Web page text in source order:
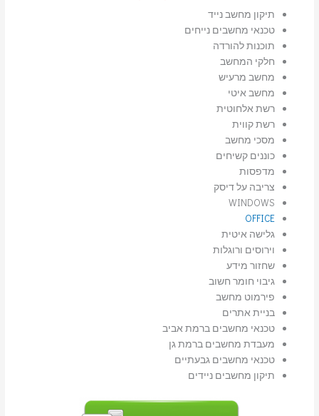
תיקון מחשב נייד
טכנאי מחשבים נייחים
תוכנות להורדה
חלקי המחשב
מחשב מרעיש
מחשב איטי
רשת אלחוטית
רשת קווית
מסכי מחשב
כוננים קשיחים
מדפסות
צריבה על דיסק
WINDOWS
OFFICE
גלישה איטית
וירוסים ורוגלות
שחזור מידע
גיבוי חומר חשוב
פירמוט מחשב
בניית אתרים
טכנאי מחשבים ברמת אביב
מעבדת מחשבים ברמת גן
טכנאי מחשבים גבעתיים
תיקון מחשבים ניידים